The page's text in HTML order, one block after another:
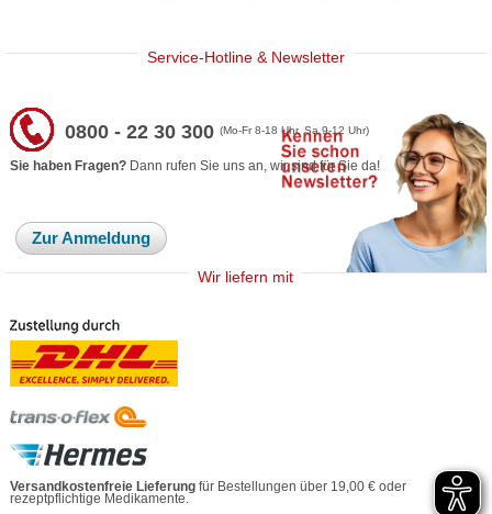
Service-Hotline & Newsletter
0800 - 22 30 300(Mo-Fr 8-18 Uhr, Sa 9-12 Uhr)
Sie haben Fragen? Dann rufen Sie uns an, wir sind für Sie da!
Zur Anmeldung
Wir liefern mit
Versandkostenfreie Lieferung für Bestellungen über 19,00 € oder
rezeptpflichtige Medikamente.